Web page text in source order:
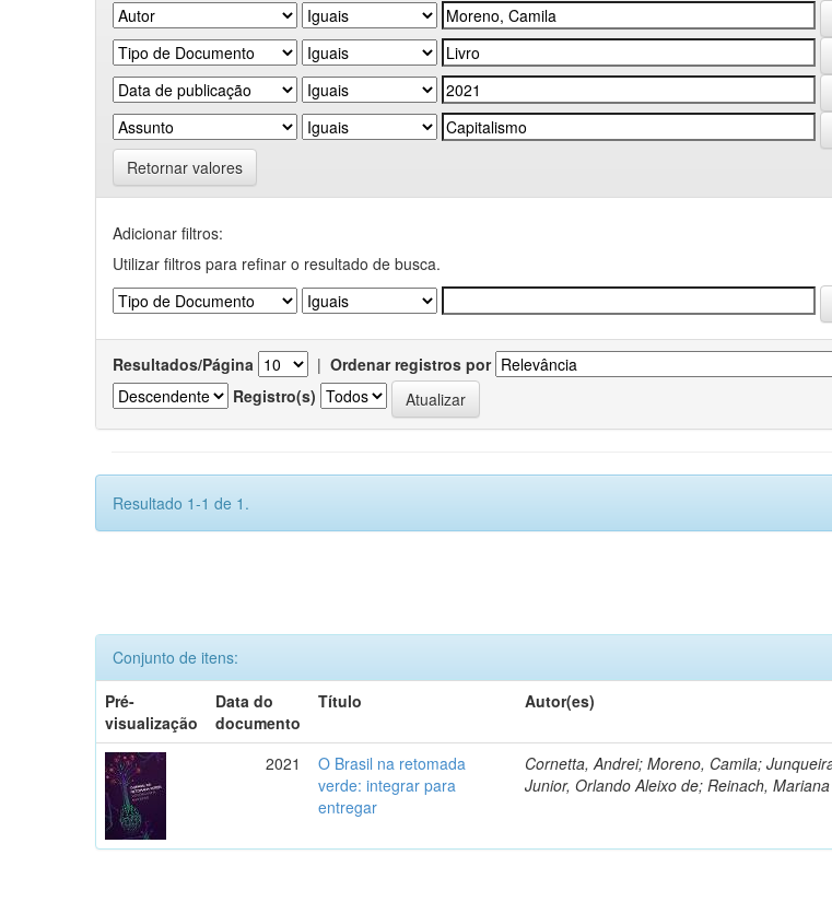
Retornar valores
Adicionar filtros:
Utilizar filtros para refinar o resultado de busca.
Resultados/Página | Ordenar registros por
Registro(s)
Resultado 1-1 de 1.
Conjunto de itens:
Pré-
visualização
Data do
documento
Título Autor(es)
2021
O Brasil na retomada
verde: integrar para
entregar
Cornetta, Andrei; Moreno, Camila;
Junior, Orlando Aleixo de; Reinach,